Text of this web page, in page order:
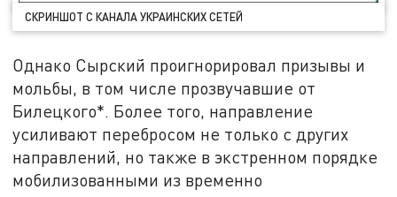
СКРИНШОТ С КАНАЛА УКРАИНСКИХ СЕТЕЙ
Однако Сырский проигнорировал призывы и
мольбы, в том числе прозвучавшие от
Билецкого*. Более того, направление
усиливают перебросом не только с других
направлений, но также в экстренном порядке
мобилизованными из временно